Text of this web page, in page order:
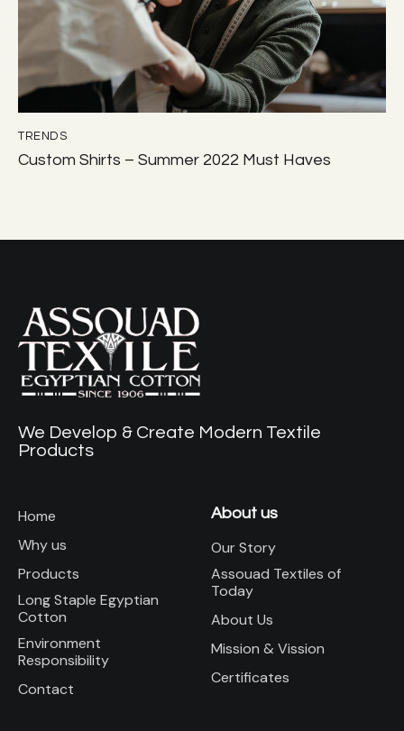
TRENDS
Custom Shirts – Summer 2022 Must Haves
We Develop & Create Modern Textile
Products
Home
Why us
Products
Long Staple Egyptian
Cotton
Environment
Responsibility
Contact
About us
Our Story
Assouad Textiles of
Today
About Us
Mission & Vission
Certificates